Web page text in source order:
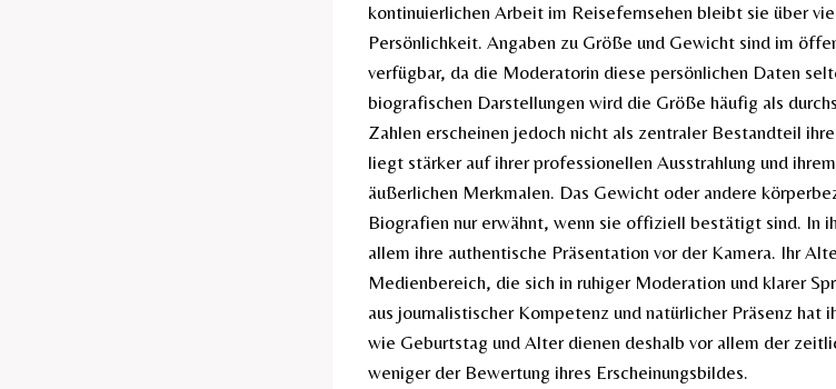
kontinuierlichen Arbeit im Reisefernsehen bleibt sie über
Persönlichkeit. Angaben zu Größe und Gewicht sind im
verfügbar, da die Moderatorin diese persönlichen Daten
biografischen Darstellungen wird die Größe häufig als
Zahlen erscheinen jedoch nicht als zentraler Bestandteil
liegt stärker auf ihrer professionellen Ausstrahlung und
äußerlichen Merkmalen. Das Gewicht oder andere
Biografien nur erwähnt, wenn sie offiziell bestätigt sind. In
allem ihre authentische Präsentation vor der Kamera. Ihr
Medienbereich, die sich in ruhiger Moderation und klarer
aus journalistischer Kompetenz und natürlicher Präsenz hat
wie Geburtstag und Alter dienen deshalb vor allem der
weniger der Bewertung ihres Erscheinungsbildes.